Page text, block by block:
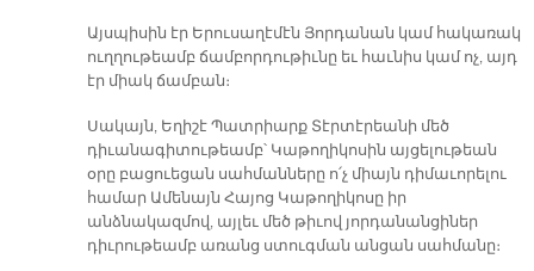
Այսպիսին էր Երուսաղէմէն Յորդանան կամ հակառակ
ուղղութեամբ ճամբորդութիւնը եւ հաւնիս կամ ոչ, այդ
էր միակ ճամբան։
Սակայն, Եղիշէ Պատրիարք Տէրտէրեանի մեծ
դիւանագիտութեամբ՝ Կաթողիկոսին այցելութեան
օրը բացուեցան սահմանները ո՛չ միայն դիմաւորելու
համար Ամենայն Հայոց Կաթողիկոսը իր
անձնակազմով, այլեւ մեծ թիւով յորդանանցիներ
դիւրութեամբ առանց ստուգման անցան սահմանը։